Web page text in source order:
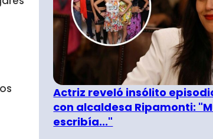
Actriz reveló insólito
con alcaldesa Ripamonti:
escribía..."